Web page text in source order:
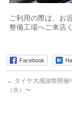
ご利用の際は、お
整備工場へご来店
Facebook
← タイヤ大感謝祭開催
（水）〜